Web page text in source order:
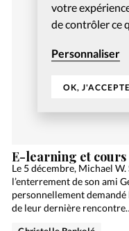
votre
de contrôler ce
Personnaliser
OK,
E-learning et cours
Le 5 décembre, Michael
l’enterrement de son ami
personnellement
de leur dernière